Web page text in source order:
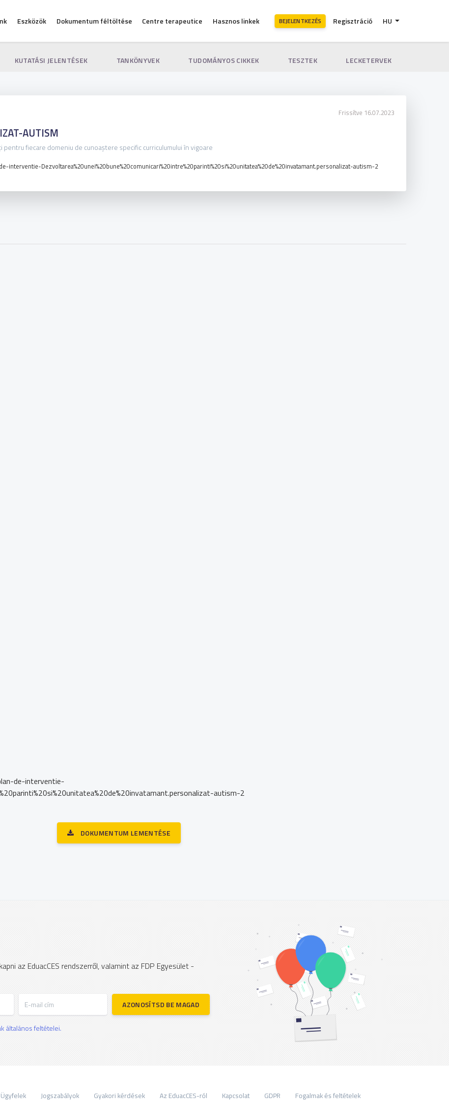
Eszközök Dokumentum féltöltése Centre terapeutice Hasznos linkek BEJELENTKEZÉS Regisztráció HU
KUTATÁSI JELENTÉSEK TANKÖNYVEK TUDOMÁNYOS CIKKEK TESZTEK LECKETERVEK
Frissítve 16.07.2023
AUTISM
fiecare domeniu de cunoaștere specific curriculumului în vigoare
Dezvoltarea%20unei%20bune%20comunicari%20intre%20parinti%20si%20unitatea%20de%20invatamant.personalizat-autism-2
de-interventie-
autism-2
DOKUMENTUM LEMENTÉSE
az EduacCES rendszerről, valamint az FDP Egyesület -
E-mail cím
AZONOSÍTSD BE MAGAD
általános feltételei.
Ügyfelek Jogszabályok Gyakori kérdések Az EduacCES-ról Kapcsolat GDPR Fogalmak és feltételek